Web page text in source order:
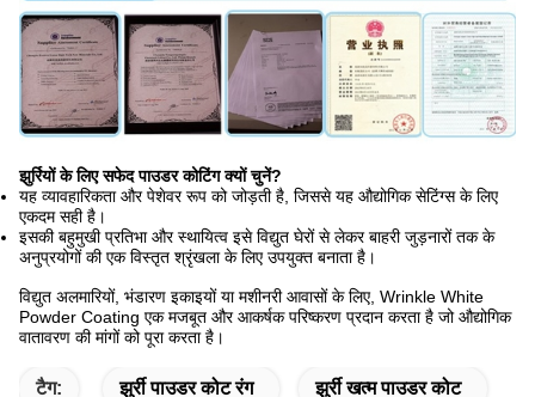
झुर्रियों के लिए सफेद पाउडर कोटिंग क्यों चुनें?
यह व्यावहारिकता और पेशेवर रूप को जोड़ती है, जिससे यह औद्योगिक सेटिंग्स के लिए
एकदम सही है।
इसकी बहुमुखी प्रतिभा और स्थायित्व इसे विद्युत घेरों से लेकर बाहरी जुड़नारों तक के
अनुप्रयोगों की एक विस्तृत श्रृंखला के लिए उपयुक्त बनाता है।
विद्युत अलमारियों, भंडारण इकाइयों या मशीनरी आवासों के लिए, Wrinkle White
Powder Coating एक मजबूत और आकर्षक परिष्करण प्रदान करता है जो औद्योगिक
वातावरण की मांगों को पूरा करता है।
टैग: झुर्री पाउडर कोट रंग झुर्री खत्म पाउडर कोट